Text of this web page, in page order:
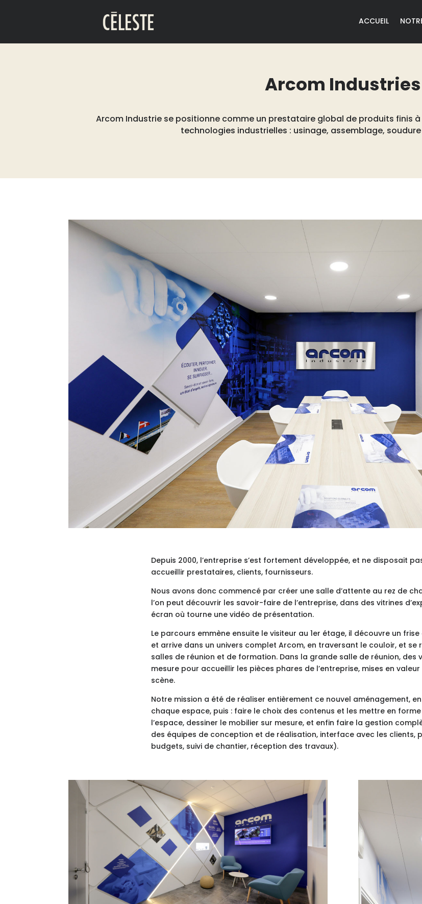
ACCUEIL
Arcom Industries
Arcom Industrie se positionne comme un prestataire global de produits finis
technologies industrielles : usinage, assemblage,
Depuis 2000, l’entreprise s’est fortement développée, et ne disposait
accueillir prestataires, clients, fournisseurs.
Nous avons donc commencé par créer une salle d’attente au rez de
l’on peut découvrir les savoir-faire de l’entreprise, dans des vitrines
écran où tourne une vidéo de présentation.
Le parcours emmène ensuite le visiteur au 1er étage, il découvre un
et arrive dans un univers complet Arcom, en traversant le couloir, et se
salles de réunion et de formation. Dans la grande salle de réunion, des
mesure pour accueillir les pièces phares de l’entreprise, mises en
scène.
Notre mission a été de réaliser entièrement ce nouvel aménagement,
chaque espace, puis : faire le choix des contenus et les mettre en
l’espace, dessiner le mobilier sur mesure, et enfin faire la gestion
des équipes de conception et de réalisation, interface avec les clients,
budgets, suivi de chantier, réception des travaux).